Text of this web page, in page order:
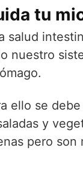
tu
salud
nuestro
ello se
y
pero son